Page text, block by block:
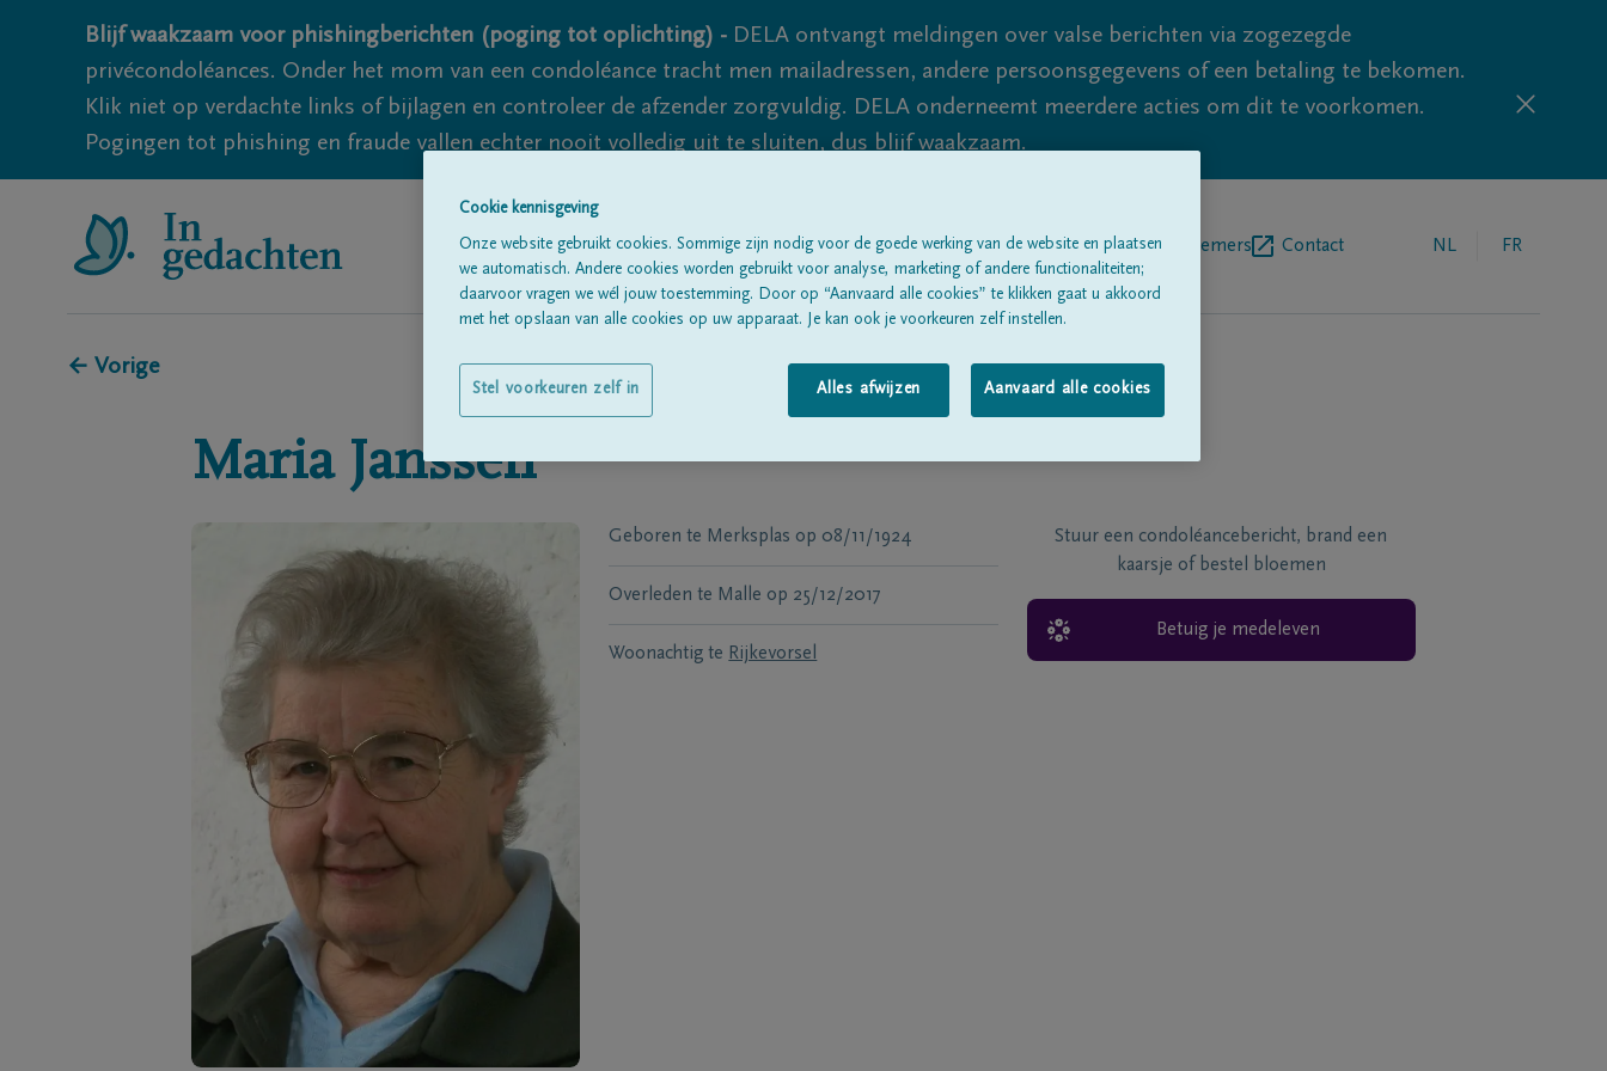
Blijf waakzaam voor phishingberichten (poging tot oplichting) - DELA ontvangt meldingen over valse berichten via zogezegde
privécondoléances. Onder het mom van een condoléance tracht men mailadressen, andere persoonsgegevens of een betaling te bekomen.
Klik niet op verdachte links of bijlagen en controleer de afzender zorgvuldig. DELA onderneemt meerdere acties om dit te voorkomen.
Pogingen tot phishing en fraude vallen echter nooit volledig uit te sluiten, dus blijf waakzaam.
Alle rouwberichtenOver onsBegrafenisondernemers Contact NL FR
← Vorige
Maria Janssen
Geboren te Merksplas op 08/11/1924
Overleden te Malle op 25/12/2017
Woonachtig te Rijkevorsel
Stuur een condoléancebericht, brand een
kaarsje of bestel bloemen
Betuig je medeleven
Cookie kennisgeving
Onze website gebruikt cookies. Sommige zijn nodig voor de goede werking van de website en plaatsen
we automatisch. Andere cookies worden gebruikt voor analyse, marketing of andere functionaliteiten;
daarvoor vragen we wél jouw toestemming. Door op “Aanvaard alle cookies” te klikken gaat u akkoord
met het opslaan van alle cookies op uw apparaat. Je kan ook je voorkeuren zelf instellen.
Alles afwijzen Aanvaard alle cookies
Stel voorkeuren zelf in